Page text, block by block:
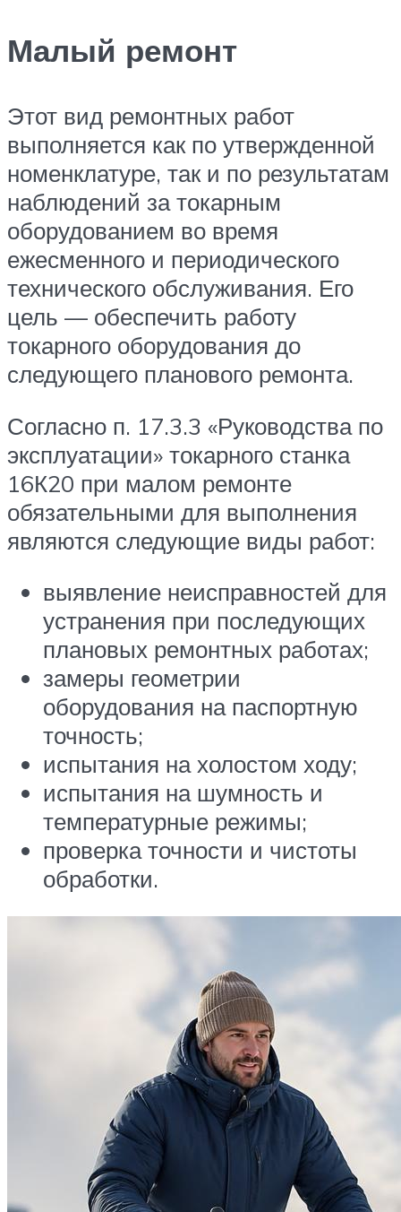
Малый ремонт
Этот вид ремонтных работ
выполняется как по утвержденной
номенклатуре, так и по результатам
наблюдений за токарным
оборудованием во время
ежесменного и периодического
технического обслуживания. Его
цель — обеспечить работу
токарного оборудования до
следующего планового ремонта.
Согласно п. 17.3.3 «Руководства по
эксплуатации» токарного станка
16К20 при малом ремонте
обязательными для выполнения
являются следующие виды работ:
выявление неисправностей для
устранения при последующих
плановых ремонтных работах;
замеры геометрии
оборудования на паспортную
точность;
испытания на холостом ходу;
испытания на шумность и
температурные режимы;
проверка точности и чистоты
обработки.